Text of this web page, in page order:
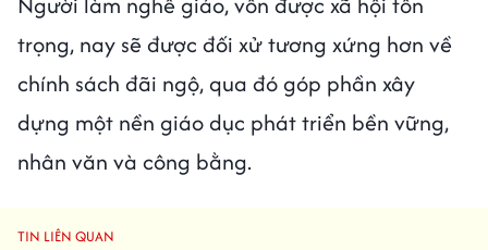
trọng, nay sẽ được đối xử tương xứng hơn về
chính sách đãi ngộ, qua đó góp phần xây
dựng một nền giáo dục phát triển bền vững,
nhân văn và công bằng.
TIN LIÊN QUAN